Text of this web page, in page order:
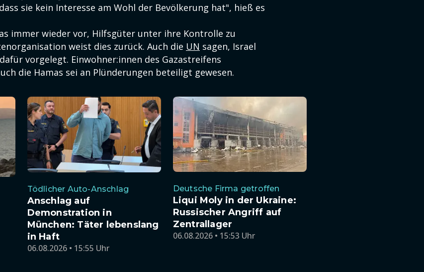
sie kein Interesse am Wohl der Bevölkerung hat", hieß es
immer wieder vor, Hilfsgüter unter ihre Kontrolle zu
weist dies zurück. Auch die UN sagen, Israel
vorgelegt. Einwohner:innen des Gazastreifens
die Hamas sei an Plünderungen beteiligt gewesen.
Tödlicher Auto-Anschlag
Anschlag auf
Demonstration in
München: Täter lebenslang
in Haft
06.08.2026 • 15:55 Uhr
Deutsche Firma getroffen
Liqui Moly in der Ukraine:
Russischer Angriff auf
Zentrallager
06.08.2026 • 15:53 Uhr